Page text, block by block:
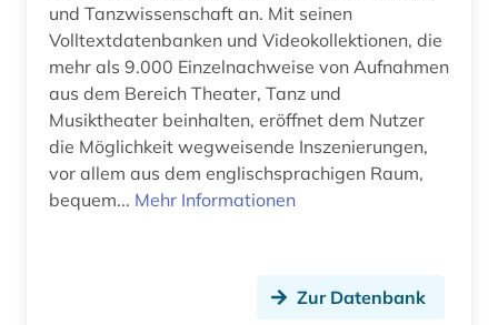
freie plattform (1)
freiwillige selbstkontrolle (1)
führer (3)
führungskraft (1)
galerie (1)
und Tanzwissenschaft an. Mit seinen
Volltextdatenbanken und Videokollektionen, die
mehr als 9.000 Einzelnachweise von Aufnahmen
aus dem Bereich Theater, Tanz und
Musiktheater beinhalten, eröffnet dem Nutzer
die Möglichkeit wegweisende Inszenierungen,
vor allem aus dem englischsprachigen Raum,
bequem... Mehr Informationen
Zur Datenbank